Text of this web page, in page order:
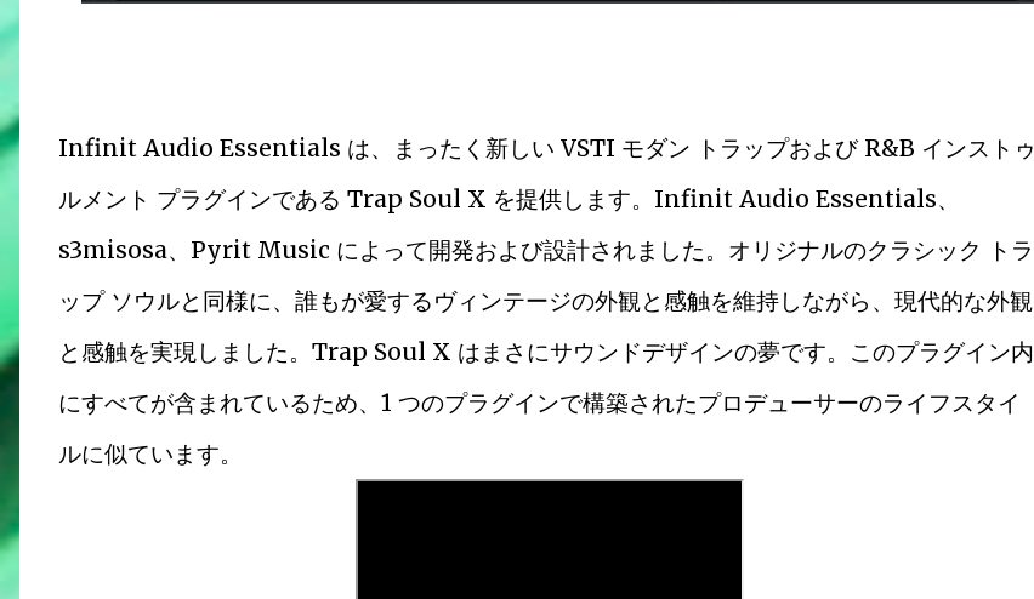
Infinit Audio Essentials は、まったく新しい VSTI モダン トラップおよび R&B インストゥ
ルメント プラグインである Trap Soul X を提供します。Infinit Audio Essentials、
s3misosa、Pyrit Music によって開発および設計されました。オリジナルのクラシック トラ
ップ ソウルと同様に、誰もが愛するヴィンテージの外観と感触を維持しながら、現代的な外観
と感触を実現しました。Trap Soul X はまさにサウンドデザインの夢です。このプラグイン内
にすべてが含まれているため、1 つのプラグインで構築されたプロデューサーのライフスタイ
ルに似ています。